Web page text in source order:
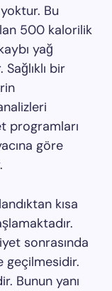
Bu
500 kalorilik
yağ
bir
programları
göre
kısa
sonrasında
geçilmesidir.
Bunun yanı